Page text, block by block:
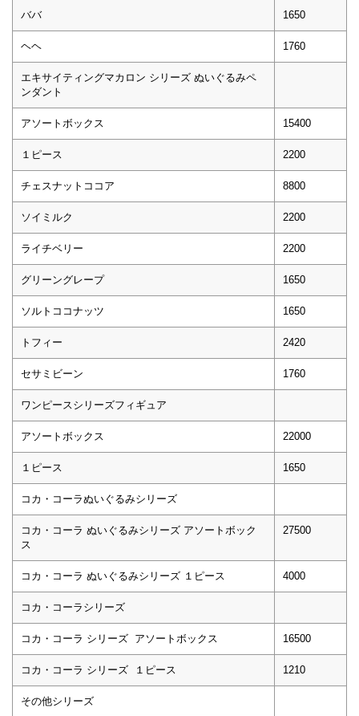
ババ 1650
ヘヘ 1760
エキサイティングマカロン シリーズ ぬいぐるみペ
ンダント
アソートボックス 15400
１ピース 2200
チェスナットココア 8800
ソイミルク 2200
ライチベリー 2200
グリーングレープ 1650
ソルトココナッツ 1650
トフィー 2420
セサミビーン 1760
ワンピースシリーズフィギュア
アソートボックス 22000
１ピース 1650
コカ・コーラぬいぐるみシリーズ
コカ・コーラ ぬいぐるみシリーズ アソートボック
ス
27500
コカ・コーラ ぬいぐるみシリーズ １ピース 4000
コカ・コーラシリーズ
コカ・コーラ シリーズ アソートボックス 16500
コカ・コーラ シリーズ １ピース 1210
その他シリーズ